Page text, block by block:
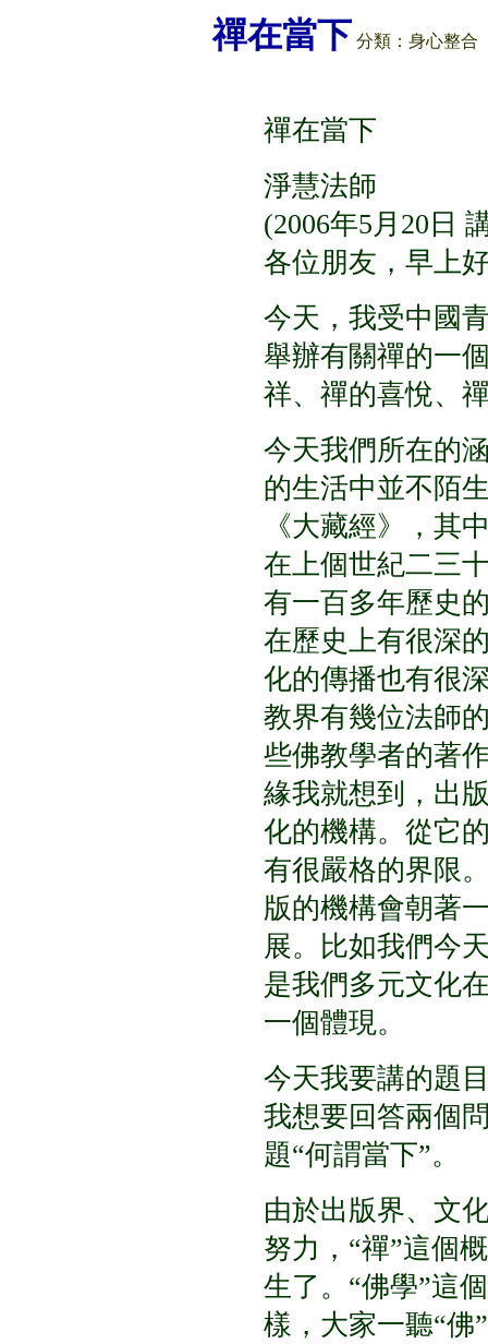
禪在當下 分類： 身心整合
禪在當下
淨慧法師
(2006年5月 20 日
各位朋友，早上
今天，我受中國
舉辦有關禪的一
祥、禪的喜悅、
今天我們所在的
的生活中並不陌
《大藏經》，其
在上個世紀二三
有一百多年歷史
在歷史上有很深
化的傳播也有很
教界有幾位法師
些佛教學者的著
緣我就想到，出
化的機構。從它
有很嚴格的界限
版的機構會朝著
展。比如我們今
是我們多元文化
一個體現。
今天我要講的題
我想要回答兩個
題“何謂當下”。
由於出版界、文
努力， “禪”這個
生了。 “佛學”這
樣，大家一聽“佛”